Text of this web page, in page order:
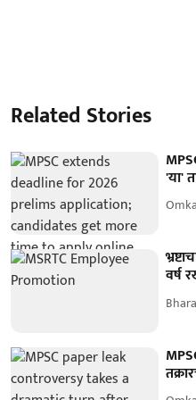
Related Stories
'या'
वर्ष